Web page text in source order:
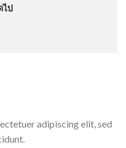
ไป
adipiscing elit, sed